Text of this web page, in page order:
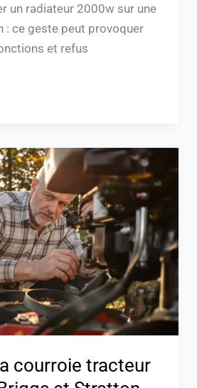
un radiateur 2000w sur une
: ce geste peut provoquer
et refus
courroie tracteur